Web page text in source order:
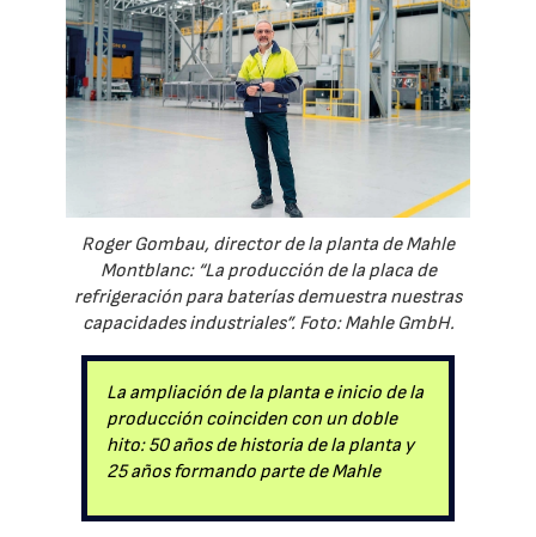
Roger Gombau, director de la planta de Mahle
Montblanc: “La producción de la placa de
refrigeración para baterías demuestra nuestras
capacidades industriales”. Foto: Mahle GmbH.
La ampliación de la planta e inicio de la
producción coinciden con un doble
hito: 50 años de historia de la planta y
25 años formando parte de Mahle